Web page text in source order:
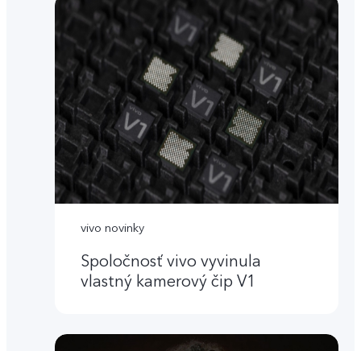
vivo novinky
Spoločnosť vivo vyvinula
vlastný kamerový čip V1